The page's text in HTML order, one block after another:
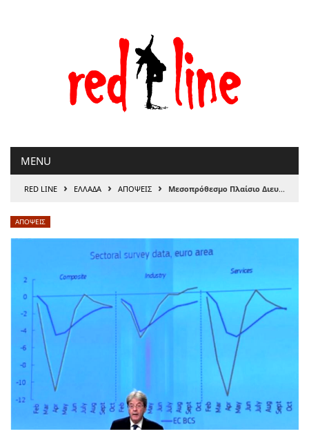
MENU
RED LINE › ΕΛΛΑΔΑ › ΑΠΟΨΕΙΣ › Μεσοπρόθεσμο Πλαίσιο Διευκολυντικών …Σεναρίων, του Λεωνίδα Βατικιώτη
ΑΠΟΨΕΙΣ